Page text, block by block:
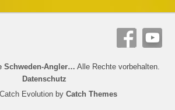
Schweden-Angler… Alle Rechte vorbehalten.
Datenschutz
Evolution by Catch Themes